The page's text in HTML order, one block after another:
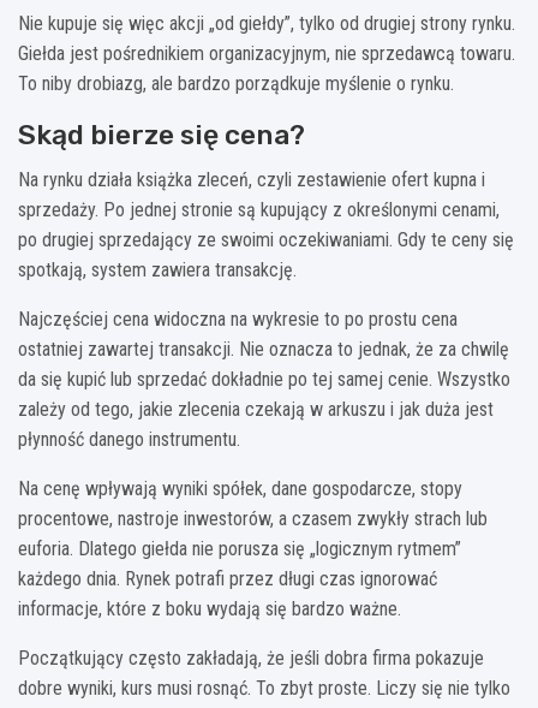
Nie kupuje się więc akcji „od giełdy”, tylko od drugiej strony rynku.
Giełda jest pośrednikiem organizacyjnym, nie sprzedawcą towaru.
To niby drobiazg, ale bardzo porządkuje myślenie o rynku.
Skąd bierze się cena?
Na rynku działa książka zleceń, czyli zestawienie ofert kupna i
sprzedaży. Po jednej stronie są kupujący z określonymi cenami,
po drugiej sprzedający ze swoimi oczekiwaniami. Gdy te ceny się
spotkają, system zawiera transakcję.
Najczęściej cena widoczna na wykresie to po prostu cena
ostatniej zawartej transakcji. Nie oznacza to jednak, że za chwilę
da się kupić lub sprzedać dokładnie po tej samej cenie. Wszystko
zależy od tego, jakie zlecenia czekają w arkuszu i jak duża jest
płynność danego instrumentu.
Na cenę wpływają wyniki spółek, dane gospodarcze, stopy
procentowe, nastroje inwestorów, a czasem zwykły strach lub
euforia. Dlatego giełda nie porusza się „logicznym rytmem”
każdego dnia. Rynek potrafi przez długi czas ignorować
informacje, które z boku wydają się bardzo ważne.
Początkujący często zakładają, że jeśli dobra firma pokazuje
dobre wyniki, kurs musi rosnąć. To zbyt proste. Liczy się nie tylko